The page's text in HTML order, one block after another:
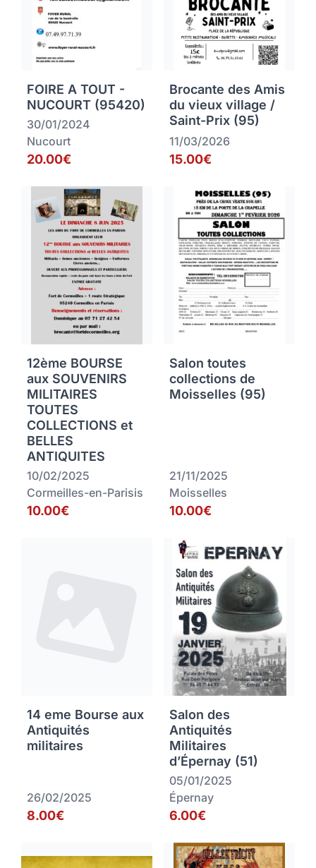
FOIRE A TOUT -
NUCOURT (95420)
30/01/2024
Nucourt
20.00€
Brocante des Amis
du vieux village /
Saint-Prix (95)
11/03/2026
15.00€
12ème BOURSE
aux SOUVENIRS
MILITAIRES
TOUTES
COLLECTIONS et
BELLES
ANTIQUITES
10/02/2025
Cormeilles-en-Parisis
10.00€
Salon toutes
collections de
Moisselles (95)
21/11/2025
Moisselles
10.00€
14 eme Bourse aux
Antiquités
militaires
26/02/2025
8.00€
Salon des
Antiquités
Militaires
d’Épernay (51)
05/01/2025
Épernay
6.00€